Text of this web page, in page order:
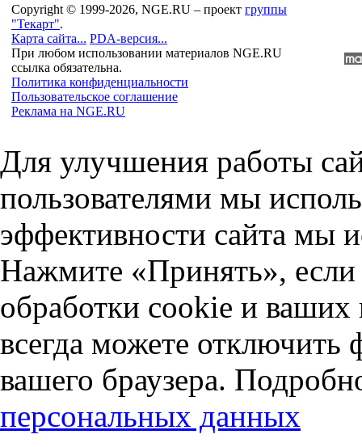
Copyright © 1999-2026, NGE.RU – проект группы
"Текарт".
Карта сайта... PDA-версия...
При любом использовании материалов NGE.RU
ссылка обязательна.
Политика конфиденциальности
Пользовательское соглашение
Реклама на NGE.RU
Для улучшения работы
пользователями мы
эффективности сайта мы
Нажмите «Принять», если
обработки cookie и
всегда можете отключить
вашего браузера.
персональных данных